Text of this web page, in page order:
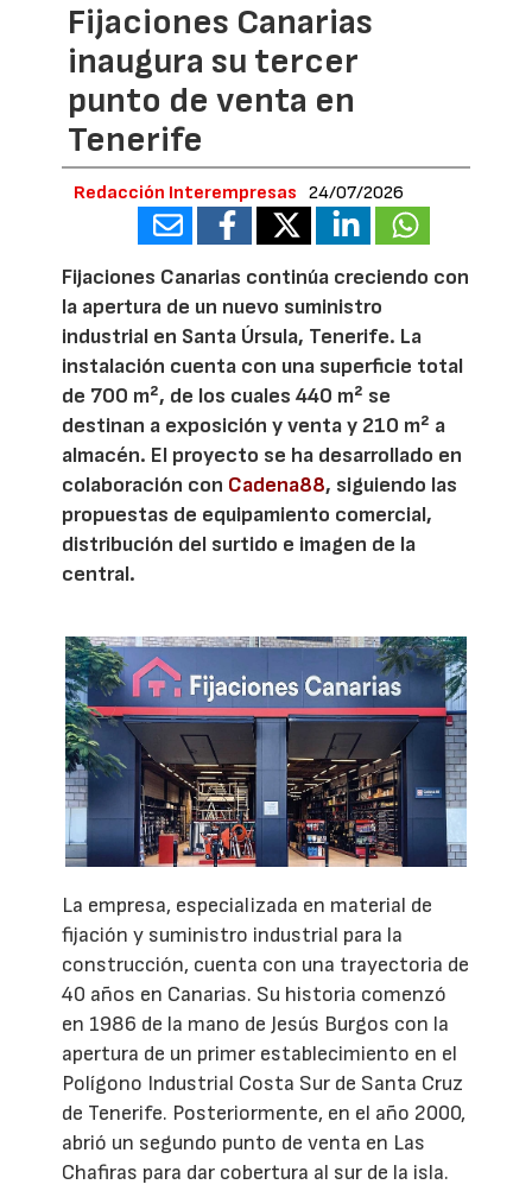
Fijaciones Canarias
inaugura su tercer
punto de venta en
Tenerife
Redacción Interempresas 24/07/2026
Fijaciones Canarias continúa creciendo con
la apertura de un nuevo suministro
industrial en Santa Úrsula, Tenerife. La
instalación cuenta con una superficie total
de 700 m², de los cuales 440 m² se
destinan a exposición y venta y 210 m² a
almacén. El proyecto se ha desarrollado en
colaboración con Cadena88, siguiendo las
propuestas de equipamiento comercial,
distribución del surtido e imagen de la
central.
La empresa, especializada en material de
fijación y suministro industrial para la
construcción, cuenta con una trayectoria de
40 años en Canarias. Su historia comenzó
en 1986 de la mano de Jesús Burgos con la
apertura de un primer establecimiento en el
Polígono Industrial Costa Sur de Santa Cruz
de Tenerife. Posteriormente, en el año 2000,
abrió un segundo punto de venta en Las
Chafiras para dar cobertura al sur de la isla.